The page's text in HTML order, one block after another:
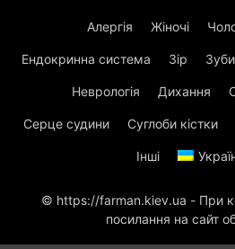
Алергія Жіночі
Ендокринна система Зір Зуби
Неврологія Дихання
Серце судини Суглоби кістки
Інші
© https://farman.kiev.ua - При
посилання на сайт